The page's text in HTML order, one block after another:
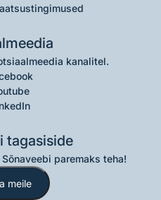
kanalitel.
tagasiside
paremaks teha!
meile